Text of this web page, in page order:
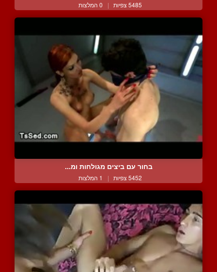
5485 צפיות | 0 המלצות
בחור עם ביצים מגולחות ומ...
5452 צפיות | 1 המלצות